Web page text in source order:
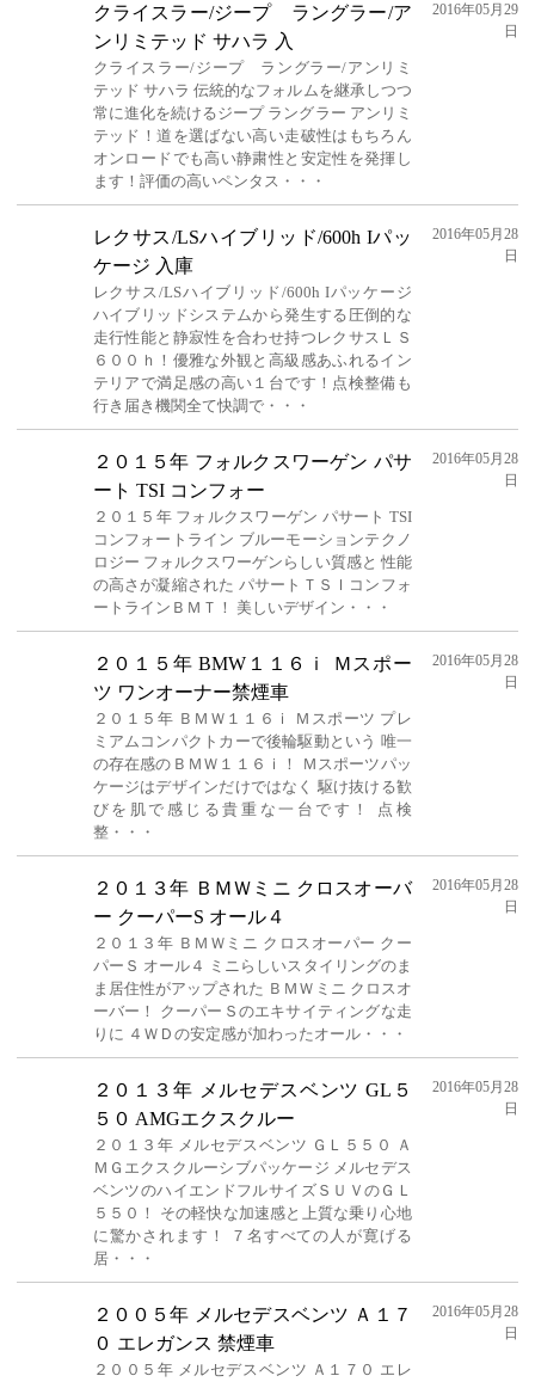
クライスラー/ジープ ラングラー/ア
ンリミテッド サハラ 入
クライスラー/ジープ ラングラー/アンリミ
テッド サハラ 伝統的なフォルムを継承しつつ
常に進化を続けるジープ ラングラー アンリミ
テッド！道を選ばない高い走破性はもちろん
オンロードでも高い静粛性と安定性を発揮し
ます！評価の高いペンタス・・・
2016年05月29
日
レクサス/LSハイブリッド/600h Iパッ
ケージ 入庫
レクサス/LSハイブリッド/600h Iパッケージ
ハイブリッドシステムから発生する圧倒的な
走行性能と静寂性を合わせ持つレクサスＬＳ
６００ｈ！優雅な外観と高級感あふれるイン
テリアで満足感の高い１台です！点検整備も
行き届き機関全て快調で・・・
2016年05月28
日
２０１５年 フォルクスワーゲン パサ
ート TSI コンフォー
２０１５年 フォルクスワーゲン パサート TSI
コンフォートライン ブルーモーションテクノ
ロジー フォルクスワーゲンらしい質感と 性能
の高さが凝縮された パサートＴＳＩコンフォ
ートラインＢＭＴ！ 美しいデザイン・・・
2016年05月28
日
２０１５年 BMW１１６ｉ Ｍスポー
ツ ワンオーナー禁煙車
２０１５年 ＢＭＷ１１６ｉ Ｍスポーツ プレ
ミアムコンパクトカーで後輪駆動という 唯一
の存在感のＢＭＷ１１６ｉ！ Ｍスポーツパッ
ケージはデザインだけではなく 駆け抜ける歓
びを肌で感じる貴重な一台です！ 点検
整・・・
2016年05月28
日
２０１３年 ＢＭＷミニ クロスオーバ
ー クーパーS オール４
２０１３年 ＢＭＷミニ クロスオーパー クー
パーＳ オール４ ミニらしいスタイリングのま
ま居住性がアップされた ＢＭＷミニ クロスオ
ーバー！ クーパーＳのエキサイティングな走
りに ４ＷＤの安定感が加わったオール・・・
2016年05月28
日
２０１３年 メルセデスベンツ GL５
５０ AMGエクスクルー
２０１３年 メルセデスベンツ ＧＬ５５０ Ａ
ＭＧエクスクルーシブパッケージ メルセデス
ベンツのハイエンドフルサイズＳＵＶのＧＬ
５５０！ その軽快な加速感と上質な乗り心地
に驚かされます！ ７名すべての人が寛げる
居・・・
2016年05月28
日
２００５年 メルセデスベンツ Ａ１７
０ エレガンス 禁煙車
２００５年 メルセデスベンツ Ａ１７０ エレ
2016年05月28
日